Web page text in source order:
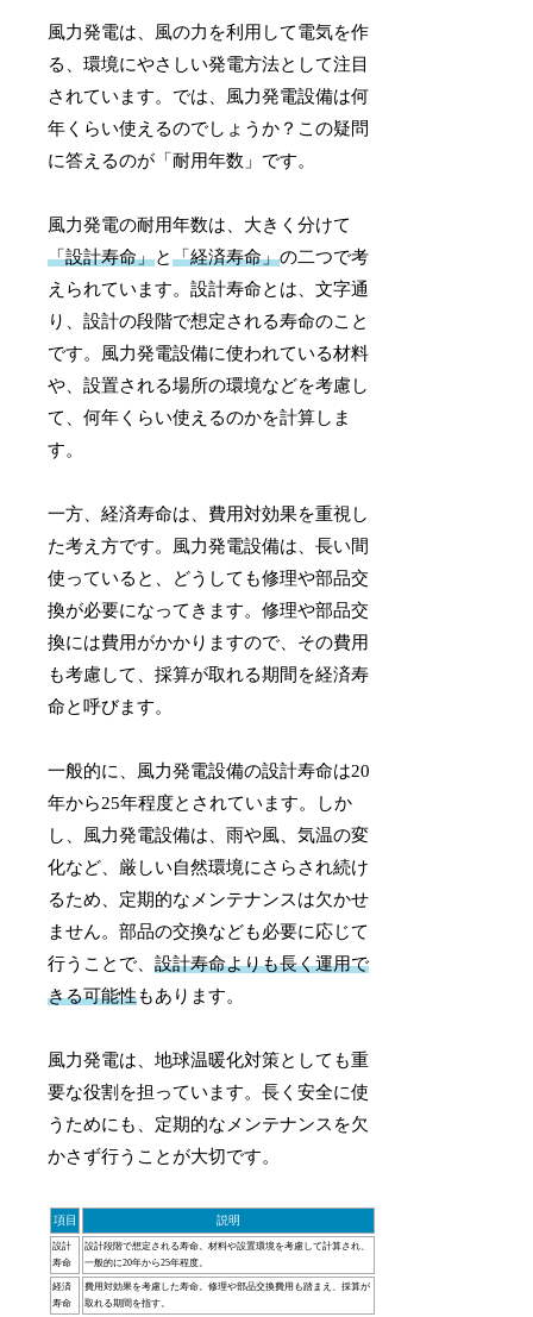
風力発電は、風の力を利用して電気を作
る、環境にやさしい発電方法として注目
されています。では、風力発電設備は何
年くらい使えるのでしょうか？この疑問
に答えるのが「耐用年数」です。
風力発電の耐用年数は、大きく分けて
「設計寿命」と「経済寿命」の二つで考
えられています。設計寿命とは、文字通
り、設計の段階で想定される寿命のこと
です。風力発電設備に使われている材料
や、設置される場所の環境などを考慮し
て、何年くらい使えるのかを計算しま
す。
一方、経済寿命は、費用対効果を重視し
た考え方です。風力発電設備は、長い間
使っていると、どうしても修理や部品交
換が必要になってきます。修理や部品交
換には費用がかかりますので、その費用
も考慮して、採算が取れる期間を経済寿
命と呼びます。
一般的に、風力発電設備の設計寿命は20
年から25年程度とされています。しか
し、風力発電設備は、雨や風、気温の変
化など、厳しい自然環境にさらされ続け
るため、定期的なメンテナンスは欠かせ
ません。部品の交換なども必要に応じて
行うことで、設計寿命よりも長く運用で
きる可能性もあります。
風力発電は、地球温暖化対策としても重
要な役割を担っています。長く安全に使
うためにも、定期的なメンテナンスを欠
かさず行うことが大切です。
項目 説明
設計
寿命
設計段階で想定される寿命。材料や設置環境を考慮して計算され、
一般的に20年から25年程度。
経済
寿命
費用対効果を考慮した寿命。修理や部品交換費用も踏まえ、採算が
取れる期間を指す。